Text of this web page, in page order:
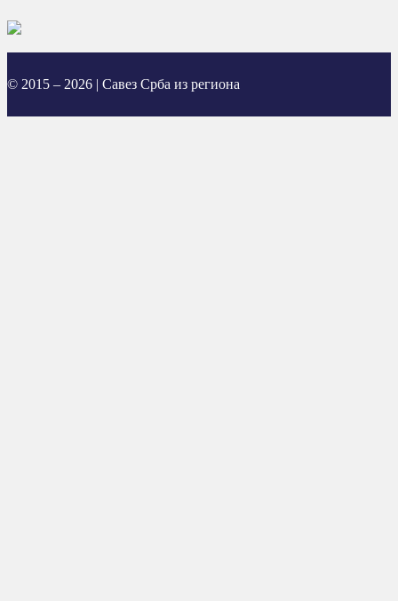
© 2015 – 2026 | Савез Срба из региона